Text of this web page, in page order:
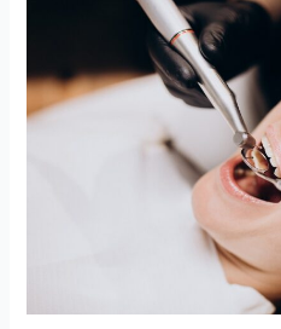
en
Valladolid